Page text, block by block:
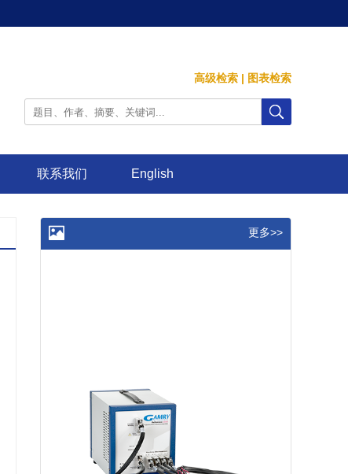
高级检索 | 图表检索
联系我们 English
更多>>